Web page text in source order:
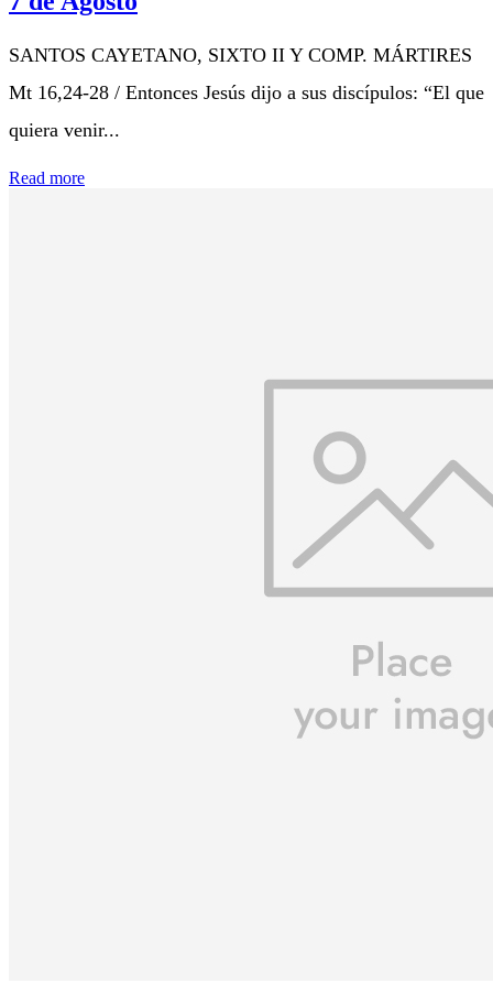
SANTOS CAYETANO, SIXTO II Y COMP. MÁRTIRES
Mt 16,24-28 / Entonces Jesús dijo a sus discípulos: “El que
quiera venir...
Read more